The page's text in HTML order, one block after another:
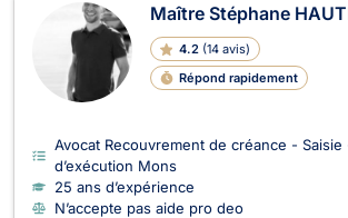
Maître Stéphane
4.2 (14 avis)
Répond rapidement
Avocat Recouvrement de créance -
d’exécution Mons
25 ans d’expérience
N’accepte pas aide pro deo